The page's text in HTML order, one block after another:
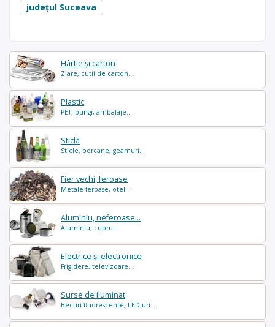
Hârtie și carton
Ziare, cutii de carton...
Plastic
PET, pungi, ambalaje...
Sticlă
Sticle, borcane, geamuri...
Fier vechi, feroase
Metale feroase, otel...
Aluminiu, neferoase...
Aluminiu, cupru...
Electrice și electronice
Frigidere, televizoare...
Surse de iluminat
Becuri fluorescente, LED-uri...
județul Suceava